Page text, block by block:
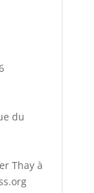
du
Thay à